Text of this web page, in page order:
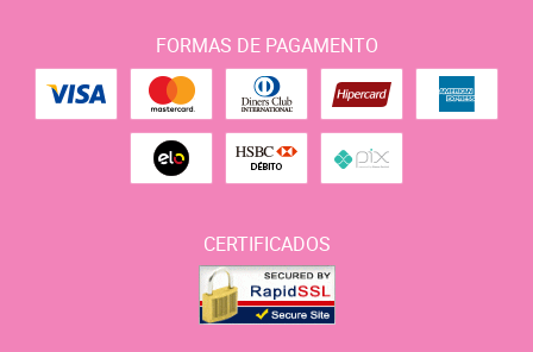
FORMAS DE PAGAMENTO
CERTIFICADOS